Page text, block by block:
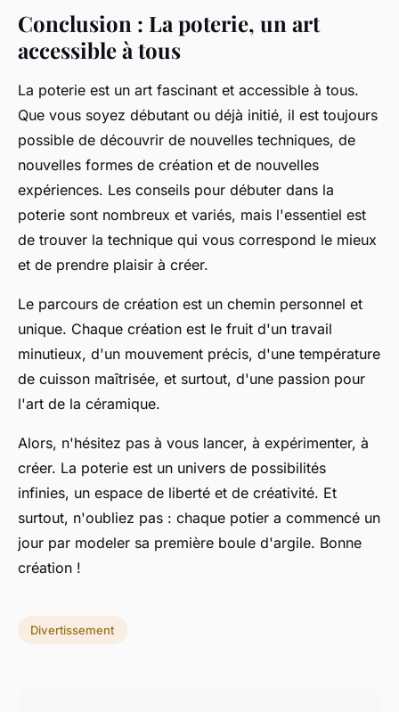
Conclusion : La poterie, un art
accessible à tous
La poterie est un art fascinant et accessible à tous.
Que vous soyez débutant ou déjà initié, il est toujours
possible de découvrir de nouvelles techniques, de
nouvelles formes de création et de nouvelles
expériences. Les conseils pour débuter dans la
poterie sont nombreux et variés, mais l'essentiel est
de trouver la technique qui vous correspond le mieux
et de prendre plaisir à créer.
Le parcours de création est un chemin personnel et
unique. Chaque création est le fruit d'un travail
minutieux, d'un mouvement précis, d'une température
de cuisson maîtrisée, et surtout, d'une passion pour
l'art de la céramique.
Alors, n'hésitez pas à vous lancer, à expérimenter, à
créer. La poterie est un univers de possibilités
infinies, un espace de liberté et de créativité. Et
surtout, n'oubliez pas : chaque potier a commencé un
jour par modeler sa première boule d'argile. Bonne
création !
Divertissement